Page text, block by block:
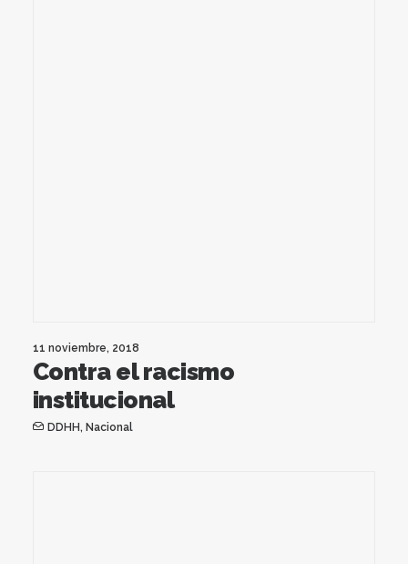
11 noviembre, 2018
Contra el racismo
institucional
DDHH, Nacional